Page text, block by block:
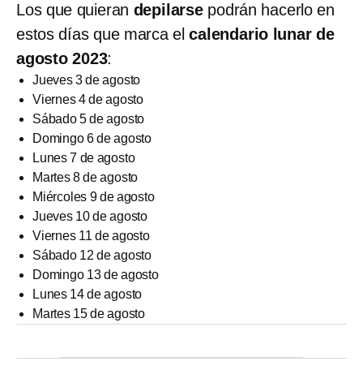
Los que quieran depilarsepodrán hacerlo en
estos días que marca elcalendario lunar de
agosto 2023:
Jueves 3 de agosto
Viernes 4 de agosto
Sábado 5 de agosto
Domingo 6 de agosto
Lunes 7 de agosto
Martes 8 de agosto
Miércoles 9 de agosto
Jueves 10 de agosto
Viernes 11 de agosto
Sábado 12 de agosto
Domingo 13 de agosto
Lunes 14 de agosto
Martes 15 de agosto